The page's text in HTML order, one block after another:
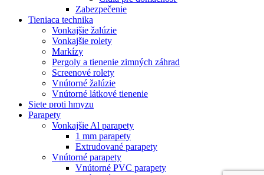
Zabezpečenie
Tieniaca technika
Vonkajšie žalúzie
Vonkajšie rolety
Markízy
Pergoly a tienenie zimných záhrad
Screenové rolety
Vnútorné žalúzie
Vnútorné látkové tienenie
Siete proti hmyzu
Parapety
Vonkajšie Al parapety
1 mm parapety
Extrudované parapety
Vnútorné parapety
Vnútorné PVC parapety